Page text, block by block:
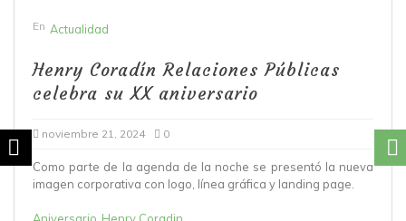
En Actualidad
Henry Coradín Relaciones Públicas
celebra su XX aniversario
noviembre 21, 2024 0
Como parte de la agenda de la noche se presentó la nueva
imagen corporativa con logo, línea gráfica y landing page.